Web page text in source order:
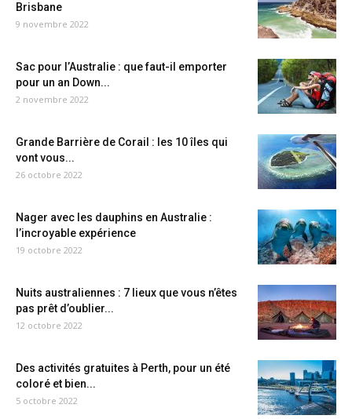
Brisbane
9 novembre 2022
Sac pour l’Australie : que faut-il emporter
pour un an Down...
2 novembre 2022
Grande Barrière de Corail : les 10 îles qui
vont vous...
26 octobre 2022
Nager avec les dauphins en Australie :
l’incroyable expérience
19 octobre 2022
Nuits australiennes : 7 lieux que vous n’êtes
pas prêt d’oublier...
12 octobre 2022
Des activités gratuites à Perth, pour un été
coloré et bien...
5 octobre 2022